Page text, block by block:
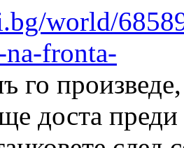
world/
na-fronta-
го
доста преди